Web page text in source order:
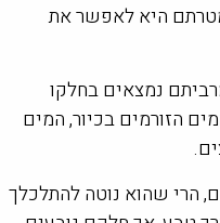
מקומות ומעלה, ומטרתם היא לאפשר את
נמצאים בחלקו
הזורמים בכיור, המים
הרי שהוא נוטה להתלכלך




